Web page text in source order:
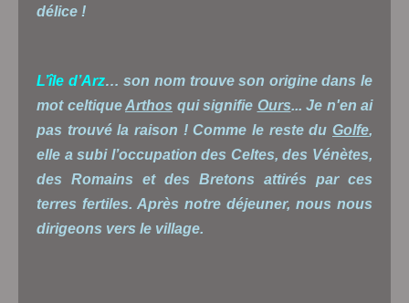
délice !
L’île d’Arz… son nom trouve son origine dans le
mot celtiqueArthos qui signifie Ours... Je n'en ai
pas trouvé la raison ! Comme le reste du Golfe,
elle a subi l’occupation des Celtes, des Vénètes,
des Romains et des Bretons attirés par ces
terres fertiles. Après notre déjeuner, nous nous
dirigeons vers le village.